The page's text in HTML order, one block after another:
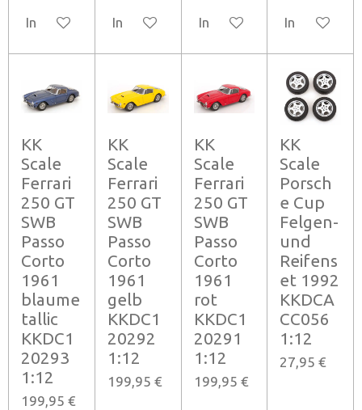
In den WarenkorbIn den WarenkorbIn den WarenkorbIn den
KK
Scale
Ferrari
250 GT
SWB
Passo
Corto
1961
blaume
tallic
KKDC1
20293
1:12
199,95 €
KK
Scale
Ferrari
250 GT
SWB
Passo
Corto
1961
gelb
KKDC1
20292
1:12
199,95 €
KK
Scale
Ferrari
250 GT
SWB
Passo
Corto
1961
rot
KKDC1
20291
1:12
199,95 €
KK
Scale
Porsch
e Cup
Felgen-
und
Reifens
et 1992
KKDCA
CC056
1:12
27,95 €